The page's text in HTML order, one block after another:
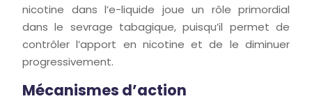
nicotine dans l’e-liquide joue un rôle primordial
dans le sevrage tabagique, puisqu’il permet de
contrôler l’apport en nicotine et de le diminuer
progressivement.
Mécanismes d’action